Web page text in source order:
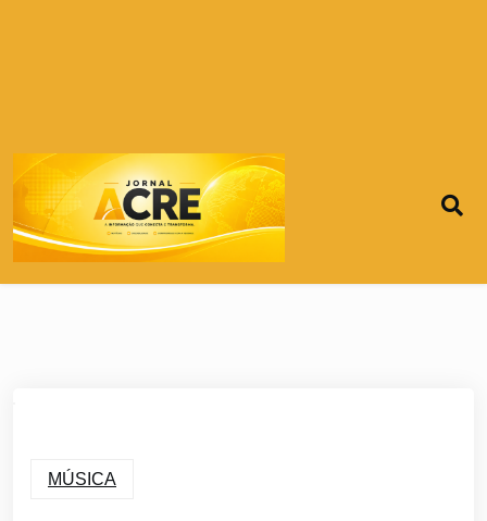
MÚSICA